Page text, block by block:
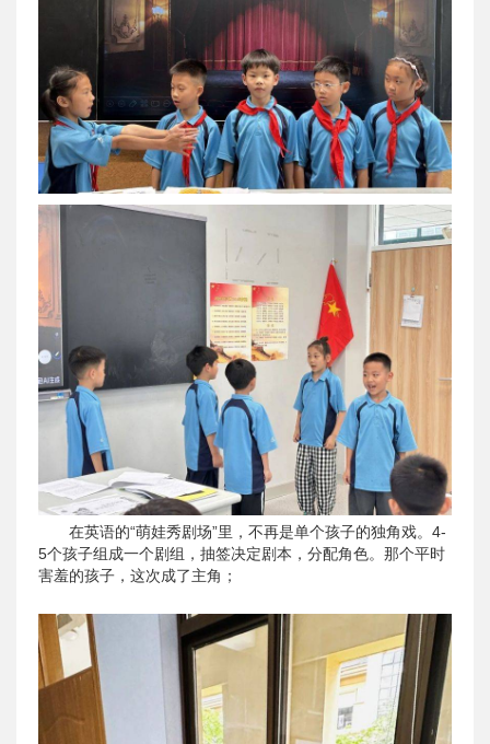
在英语的“萌娃秀剧场”里，不再是单个孩子的独角戏。4-
5个孩子组成一个剧组，抽签决定剧本，分配角色。那个平时
害羞的孩子，这次成了主角；